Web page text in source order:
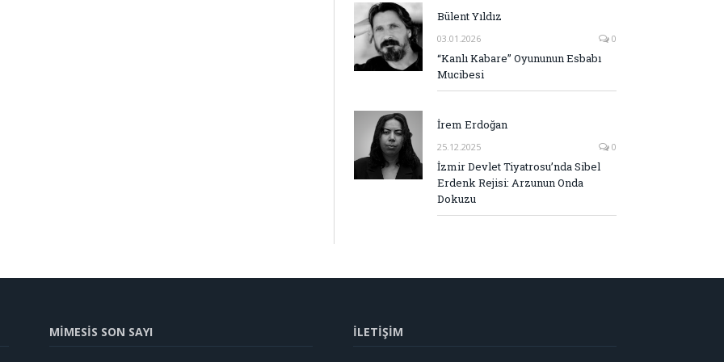
Bülent Yıldız
03.01.2026 0
“Kanlı Kabare” Oyununun Esbabı
Mucibesi
İrem Erdoğan
25.12.2025 0
İzmir Devlet Tiyatrosu’nda Sibel
Erdenk Rejisi: Arzunun Onda
Dokuzu
MİMESİS SON SAYI İLETİŞİM